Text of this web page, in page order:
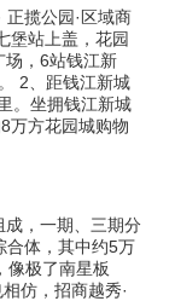
正揽公园·区域商
堡站上盖，花园
场，6站钱江新
2、距钱江新城
。坐拥钱江新城
万方花园城购物
，一期、三期分
合体，其中约5万
像极了南星板
仿，招商越秀·